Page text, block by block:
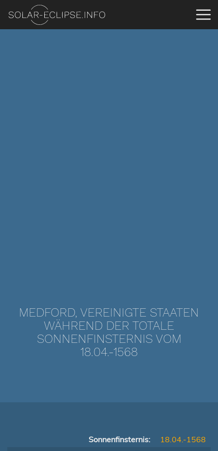
MEDFORD, VEREINIGTE STAATEN
WÄHREND DER TOTALE
SONNENFINSTERNIS VOM
18.04.-1568
Sonnenfinsternis:
18.04.-1568